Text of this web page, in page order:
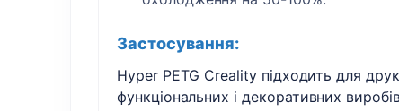
Застосування:
Hyper PETG Creality підходить для
функціональних і декоративних